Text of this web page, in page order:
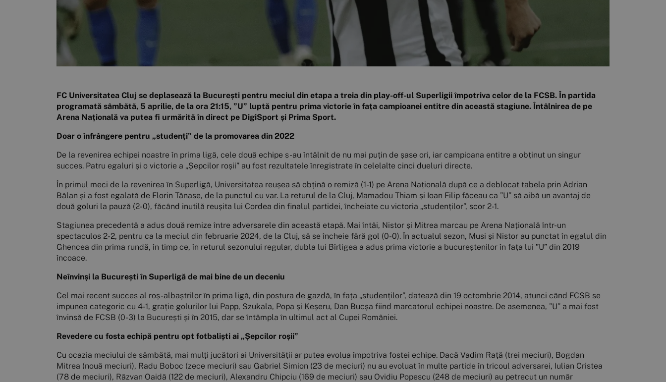
FC Universitatea Cluj se deplasează la București pentru meciul din etapa a treia din play-off-ul Superligii împotriva celor de la FCSB. În partida
programată sâmbătă, 5 aprilie, de la ora 21:15, ”U” luptă pentru prima victorie în fața campioanei entitre din această stagiune. Întâlnirea de pe
Arena Națională va putea fi urmărită în direct pe DigiSport și Prima Sport.
Doar o înfrângere pentru „studenți” de la promovarea din 2022
De la revenirea echipei noastre în prima ligă, cele două echipe s-au întâlnit de nu mai puțin de șase ori, iar campioana entitre a obținut un singur
succes. Patru egaluri și o victorie a „Șepcilor roșii” au fost rezultatele înregistrate în celelalte cinci dueluri directe.
În primul meci de la revenirea în Superligă, Universitatea reușea să obțină o remiză (1-1) pe Arena Națională după ce a deblocat tabela prin Adrian
Bălan și a fost egalată de Florin Tănase, de la punctul cu var. La returul de la Cluj, Mamadou Thiam și Ioan Filip făceau ca ”U” să aibă un avantaj de
două goluri la pauză (2-0), făcând inutilă reușita lui Cordea din finalul partidei, încheiate cu victoria „studenților”, scor 2-1.
Stagiunea precedentă a adus două remize între adversarele din această etapă. Mai întâi, Nistor și Mitrea marcau pe Arena Națională într-un
spectaculos 2-2, pentru ca la meciul din februarie 2024, de la Cluj, să se încheie fără gol (0-0). În actualul sezon, Musi și Nistor au punctat în egalul din
Ghencea din prima rundă, în timp ce, în returul sezonului regular, dubla lui Bîrligea a adus prima victorie a bucureștenilor în fața lui ”U” din 2019
încoace.
Neînvinși la București în Superligă de mai bine de un deceniu
Cel mai recent succes al roș-albaștrilor în prima ligă, din postura de gazdă, în fața „studenților”, datează din 19 octombrie 2014, atunci când FCSB se
impunea categoric cu 4-1, grație golurilor lui Papp, Szukala, Popa și Keșeru, Dan Bucșa fiind marcatorul echipei noastre. De asemenea, ”U” a mai fost
învinsă de FCSB (0-3) la București și în 2015, dar se întâmpla în ultimul act al Cupei României.
Revedere cu fosta echipă pentru opt fotbaliști ai „Șepcilor roșii”
Cu ocazia meciului de sâmbătă, mai mulți jucători ai Universității ar putea evolua împotriva fostei echipe. Dacă Vadim Rață (trei meciuri), Bogdan
Mitrea (nouă meciuri), Radu Boboc (zece meciuri) sau Gabriel Simion (23 de meciuri) nu au evoluat în multe partide în tricoul adversarei, Iulian Cristea
(78 de meciuri), Răzvan Oaidă (122 de meciuri), Alexandru Chipciu (169 de meciuri) sau Ovidiu Popescu (248 de meciuri) au petrecut un număr